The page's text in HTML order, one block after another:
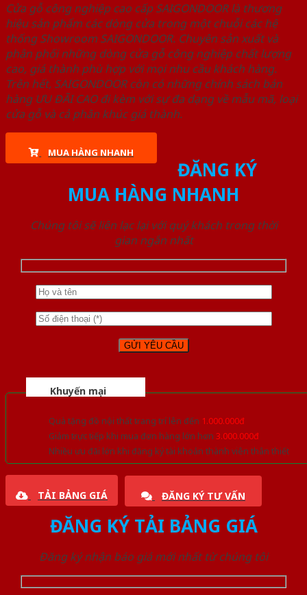
Cửa gỗ công nghiệp cao cấp SAIGONDOOR là thương
hiệu sản phẩm các dòng cửa trong một chuỗi các hệ
thống Showroom SAIGONDOOR. Chuyên sản xuất và
phân phối những dòng cửa gỗ công nghiệp chất lượng
cao, giá thành phù hợp với mọi nhu cầu khách hàng.
Trên hết, SAIGONDOOR còn có những chính sách bán
hàng ƯU ĐÃI CAO đi kèm với sự đa dạng về mẫu mã, loại
cửa gỗ và cả phân khúc giá thành.
MUA HÀNG NHANH
ĐĂNG KÝ
MUA HÀNG NHANH
Chúng tôi sẽ liên lạc lại với quý khách trong thời
gian ngắn nhất
Khuyến mại
Quà tặng đồ nội thất trang trí lên đến 1.000.000đ
Giảm trực tiếp khi mua đơn hàng lớn hơn 3.000.000đ
Nhiều ưu đãi lớn khi đăng ký tài khoản thành viên thân thiết
TẢI BẢNG GIÁ ĐĂNG KÝ TƯ VẤN
ĐĂNG KÝ TẢI BẢNG GIÁ
Đăng ký nhận báo giá mới nhất từ chúng tôi